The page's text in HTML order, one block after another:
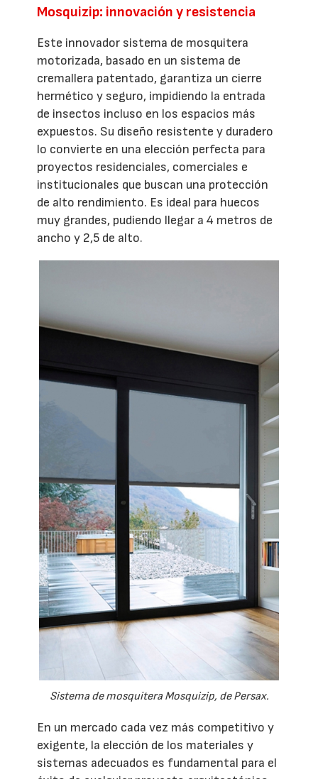
Mosquizip: innovación y resistencia
Este innovador sistema de mosquitera
motorizada, basado en un sistema de
cremallera patentado, garantiza un cierre
hermético y seguro, impidiendo la entrada
de insectos incluso en los espacios más
expuestos. Su diseño resistente y duradero
lo convierte en una elección perfecta para
proyectos residenciales, comerciales e
institucionales que buscan una protección
de alto rendimiento. Es ideal para huecos
muy grandes, pudiendo llegar a 4 metros de
ancho y 2,5 de alto.
Sistema de mosquitera Mosquizip, de Persax.
En un mercado cada vez más competitivo y
exigente, la elección de los materiales y
sistemas adecuados es fundamental para el